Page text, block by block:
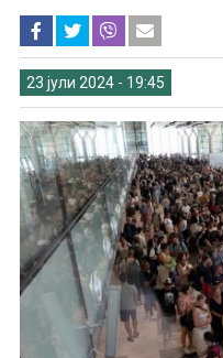
23 јули 2024 - 19:45